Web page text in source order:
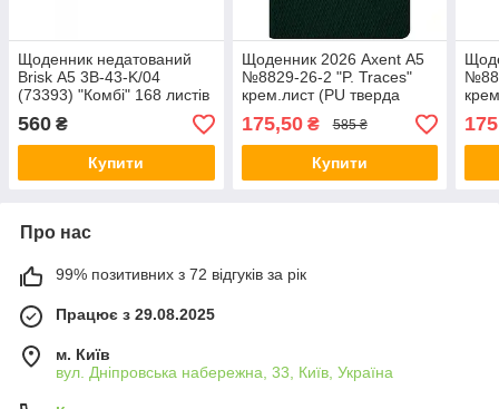
Щоденник недатований
Brisk А5 3В-43-K/04
(73393) "Комбі" 168 листів
= (PU тверда обкладинка)
560 ₴
Купити
Щоденник 2026 Axent А5
№8829-26-2 "P. Traces"
крем.лист (PU тверда
обкладинка з тисненням)
темно-зелений
175,50₴ 585 ₴
Купити
Про нас
99% позитивних з 72 відгуків за рік
Працює з 29.08.2025
м. Київ
вул. Дніпровська набережна, 33, Київ, Україна